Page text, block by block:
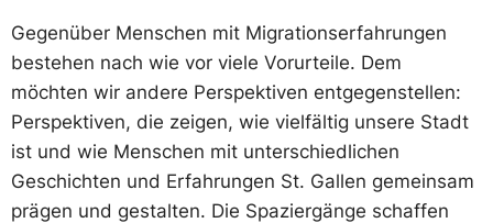
Gegenüber Menschen mit Migrationserfahrungen
bestehen nach wie vor viele Vorurteile. Dem
möchten wir andere Perspektiven entgegenstellen:
Perspektiven, die zeigen, wie vielfältig unsere Stadt
ist und wie Menschen mit unterschiedlichen
Geschichten und Erfahrungen St. Gallen gemeinsam
prägen und gestalten. Die Spaziergänge schaffen